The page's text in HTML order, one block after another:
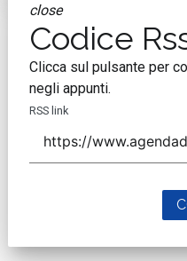
close
Codice
Clicca sul pulsante per
negli appunti.
RSS link